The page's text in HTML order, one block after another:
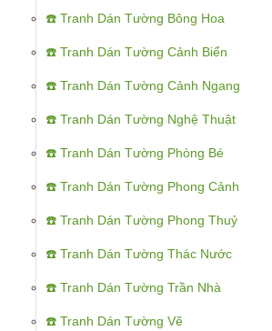
☎️ Tranh Dán Tường Bông Hoa
☎️ Tranh Dán Tường Cảnh Biển
☎️ Tranh Dán Tường Cảnh Ngang
☎️ Tranh Dán Tường Nghệ Thuật
☎️ Tranh Dán Tường Phòng Bé
☎️ Tranh Dán Tường Phong Cảnh
☎️ Tranh Dán Tường Phong Thuỷ
☎️ Tranh Dán Tường Thác Nước
☎️ Tranh Dán Tường Trần Nhà
☎️ Tranh Dán Tường Vẽ